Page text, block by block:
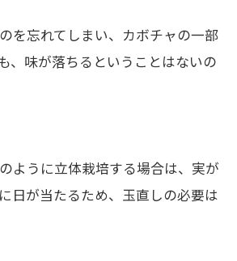
を忘れてしまい、カボチャの一部
、味が落ちるということはないの
ように立体栽培する場合は、実が
日が当たるため、玉直しの必要は